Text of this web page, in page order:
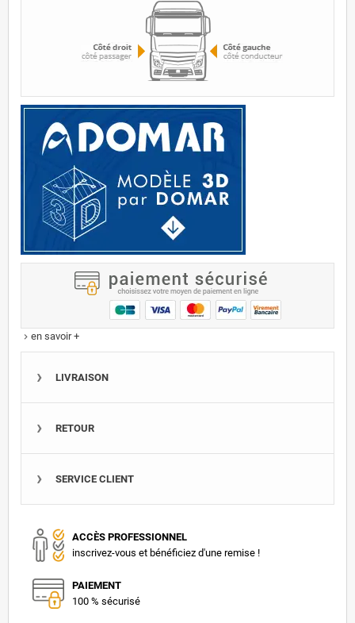
keyboard_arrow_right en savoir +
LIVRAISON
RETOUR
SERVICE CLIENT
ACCÈS PROFESSIONNEL
inscrivez-vous et bénéficiez d'une remise !
PAIEMENT
100 % sécurisé